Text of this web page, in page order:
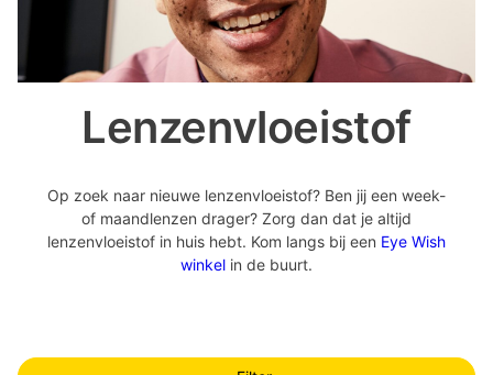
Lenzenvloeistof
Op zoek naar nieuwe lenzenvloeistof? Ben jij een week-
of maandlenzen drager? Zorg dan dat je altijd
lenzenvloeistof in huis hebt. Kom langs bij een Eye Wish
winkel in de buurt.